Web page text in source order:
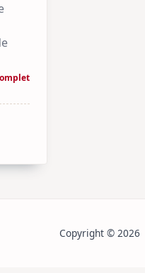
Copyright © 2026